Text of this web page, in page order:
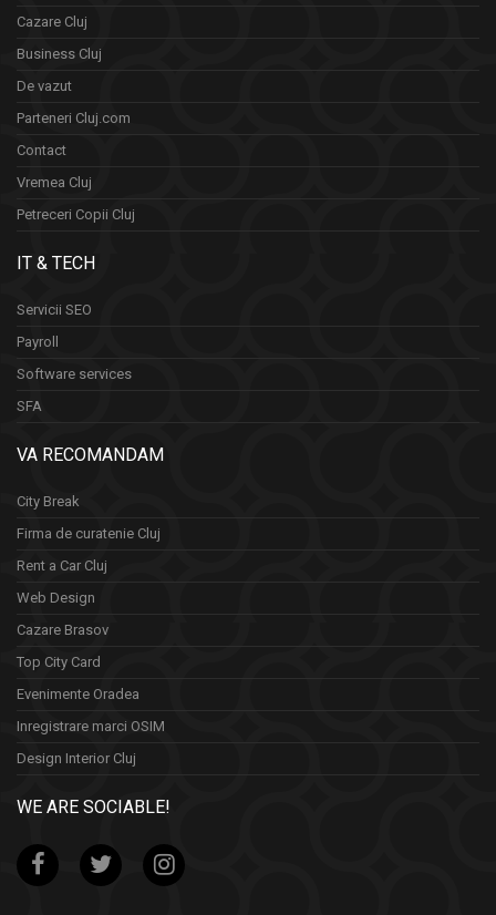
Cazare Cluj
Business Cluj
De vazut
Parteneri Cluj.com
Contact
Vremea Cluj
Petreceri Copii Cluj
IT & TECH
Servicii SEO
Payroll
Software services
SFA
VA RECOMANDAM
City Break
Firma de curatenie Cluj
Rent a Car Cluj
Web Design
Cazare Brasov
Top City Card
Evenimente Oradea
Inregistrare marci OSIM
Design Interior Cluj
WE ARE SOCIABLE!